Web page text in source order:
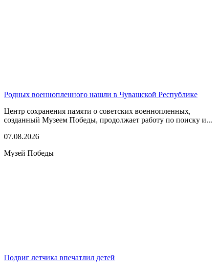
Родных военнопленного нашли в Чувашской Республике
Центр сохранения памяти о советских военнопленных,
созданный Музеем Победы, продолжает работу по поиску и...
07.08.2026
Музей Победы
Подвиг летчика впечатлил детей